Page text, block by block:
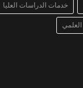
خدمات الدراسات العليا